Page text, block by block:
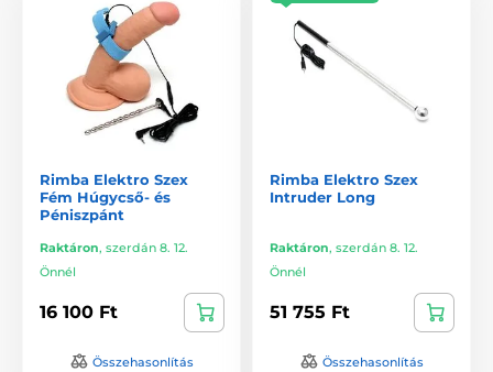
Rimba Elektro Szex
Fém Húgycső- és
Péniszpánt
Raktáron, szerdán 8. 12.
Önnél
16 100 Ft
Összehasonlítás
Rimba Elektro Szex
Intruder Long
Raktáron, szerdán 8. 12.
Önnél
51 755 Ft
Összehasonlítás